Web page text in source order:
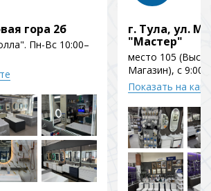
гора 2б
Пн-Вс 10:00–
г. Тула, ул.
"Мастер"
место 105
Магазин), с 9:00
Показать на